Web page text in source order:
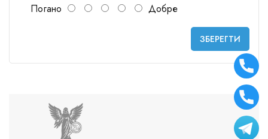
Погано
Добре
ЗБЕРЕГТИ